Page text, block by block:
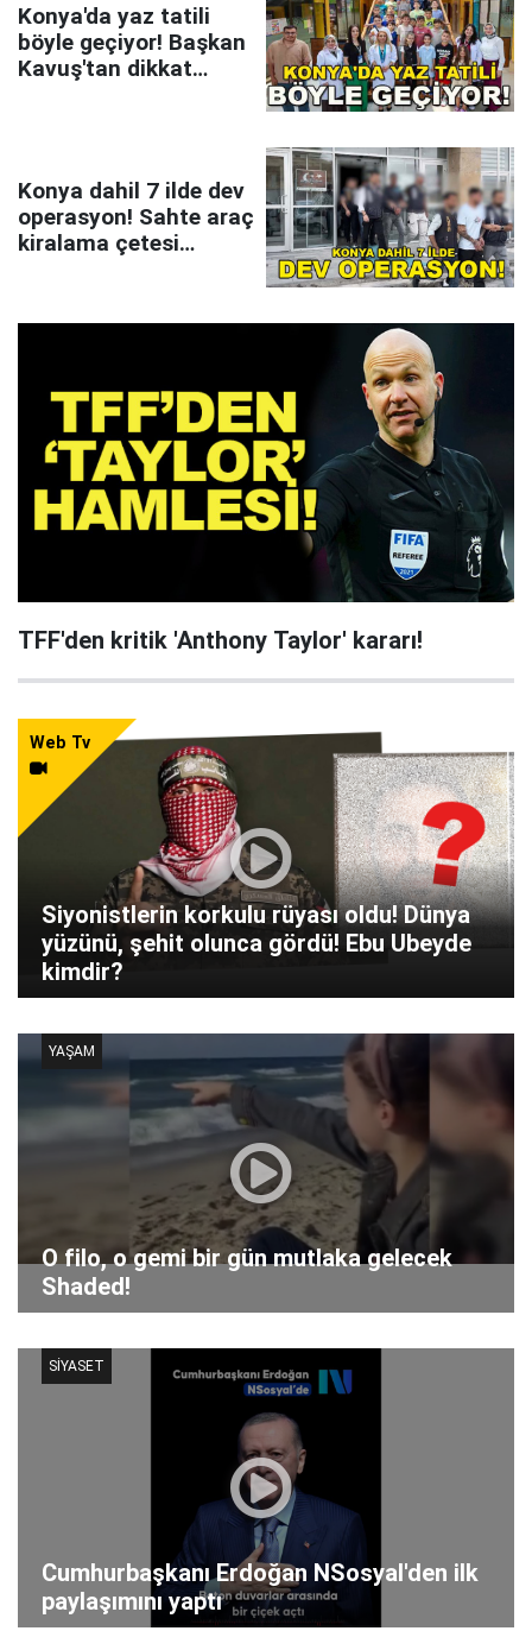
Konya'da yaz tatili
böyle geçiyor! Başkan
Kavuş'tan dikkat
Konya dahil 7 ilde dev
operasyon! Sahte araç
kiralama çetesi
TFF'den kritik 'Anthony Taylor' kararı!
Web Tv
Siyonistlerin korkulu rüyası oldu! Dünya
yüzünü, şehit olunca gördü! Ebu Ubeyde
kimdir?
O filo, o gemi bir gün mutlaka gelecek
Shaded!
YAŞAM
Cumhurbaşkanı Erdoğan NSosyal'den ilk
paylaşımını yaptı
SİYASET